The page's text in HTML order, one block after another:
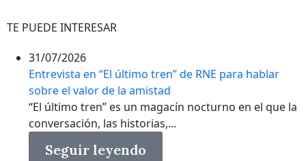
TE PUEDE INTERESAR
31/07/2026
Entrevista en “El último tren” de RNE para hablar
sobre el valor de la amistad
“El último tren” es un magacín nocturno en el que la
conversación, las historias,...
Seguir leyendo